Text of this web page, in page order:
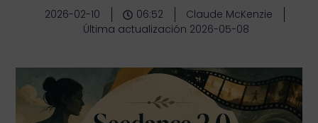
2026-02-10 06:52
Claude McKenzie
Última actualización 2026-05-08